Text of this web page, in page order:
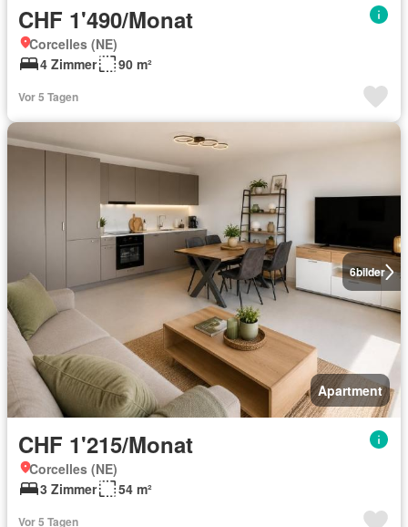
CHF 1'490/Monat
Corcelles (NE)
4 Zimmer
90 m²
Vor 5 Tagen
6bilder
Apartment
CHF 1'215/Monat
Corcelles (NE)
3 Zimmer
54 m²
Vor 5 Tagen